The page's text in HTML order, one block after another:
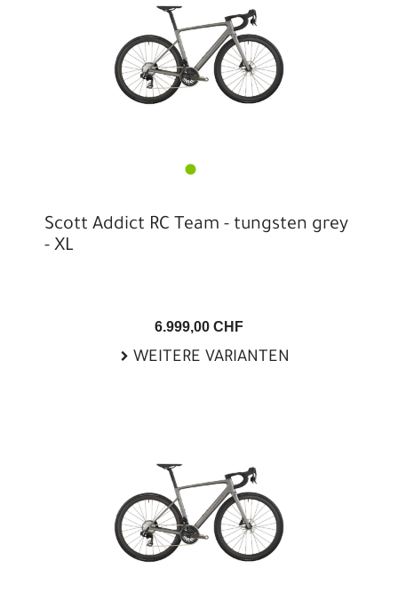
Scott Addict RC Team - tungsten grey
- XL
6.999,00 CHF
WEITERE VARIANTEN